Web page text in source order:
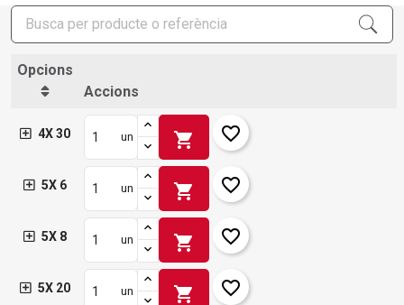
Opcions
Accions
4X 30 un shopping_cart favorite_border
5X 6 un shopping_cart favorite_border
5X 8 un shopping_cart favorite_border
5X 20 un shopping_cart favorite_border